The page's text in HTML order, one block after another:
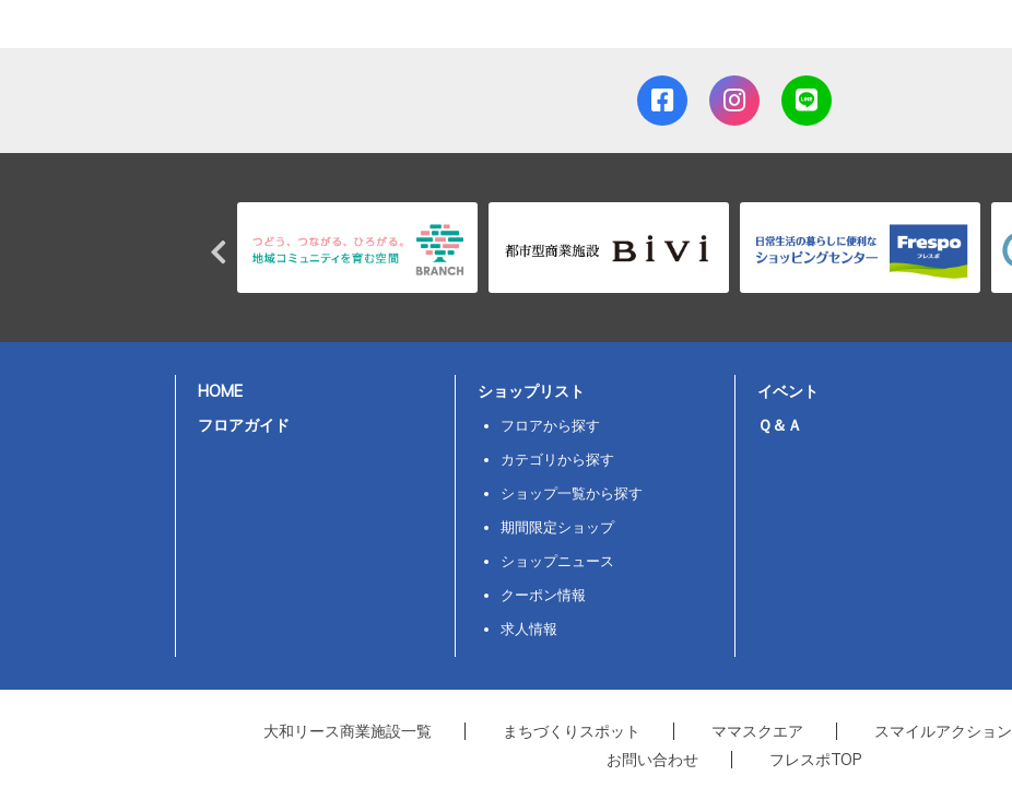
HOME
フロアガイド
ショップリスト
フロアから探す
カテゴリから探す
ショップ一覧から探す
期間限定ショップ
ショップニュース
クーポン情報
求人情報
イベント
Ｑ＆Ａ
大和リース商業施設一覧 まちづくりスポット ママスクエア スマイルアクション
お問い合わせ
フレスポTOP